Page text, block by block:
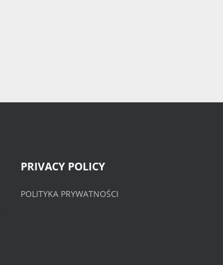
PRIVACY POLICY
POLITYKA PRYWATNOŚCI